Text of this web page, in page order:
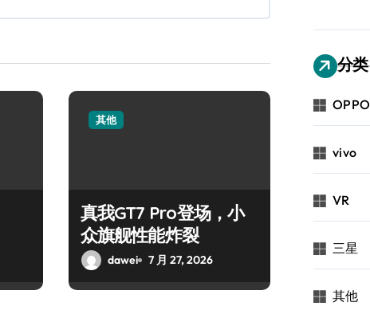
其他
真我GT7 Pro登场，小
众旗舰性能炸裂
dawei 7 月 27, 2026
分类
OPPO
vivo
VR
三星
其他